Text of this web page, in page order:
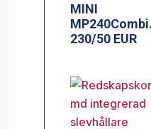
MINI
230/50 EUR